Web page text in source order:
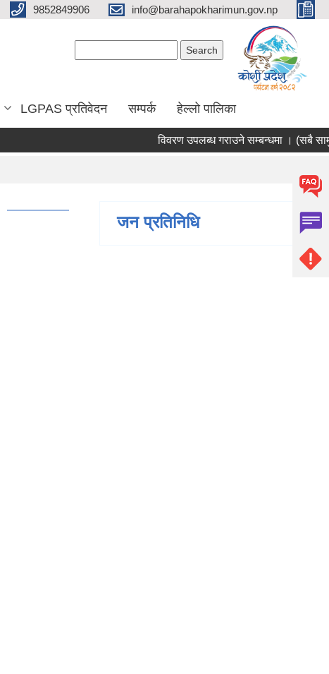
9852849906 info@barahapokharimun.gov.np
LGPAS प्रतिवेदन सम्पर्क हेल्लो पालिका
विवरण उपलब्ध गराउने सम्बन्धमा । (सबै
जन प्रतिनिधि